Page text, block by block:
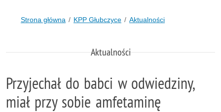
Strona główna KPP Głubczyce Aktualności
Aktualności
Przyjechał do babci w odwiedziny,
miał przy sobie amfetaminę